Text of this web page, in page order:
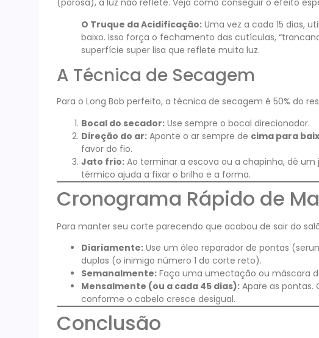
(porosa), a luz não reflete. Veja como conseguir o efeito
O Truque da Acidificação: Uma vez a cada 15 dias,
baixo. Isso força o fechamento das cutículas,
superfície super lisa que reflete muita luz.
A Técnica de Secagem
Para o Long Bob perfeito, a técnica de secagem é 50% do
Bocal do secador: Use sempre o bocal direcionador.
Direção do ar: Aponte o ar sempre de cima para
favor do fio.
Jato frio: Ao terminar a escova ou a chapinha, dê
térmico ajuda a fixar o brilho e a forma.
Cronograma Rápido de
Para manter seu corte parecendo que acabou de sair do
Diariamente: Use um óleo reparador de pontas
duplas (o inimigo número 1 do corte reto).
Semanalmente: Faça uma umectação ou máscara
Mensalmente (ou a cada 45 dias): Apare as pontas.
conforme o cabelo cresce desigual.
Conclusão